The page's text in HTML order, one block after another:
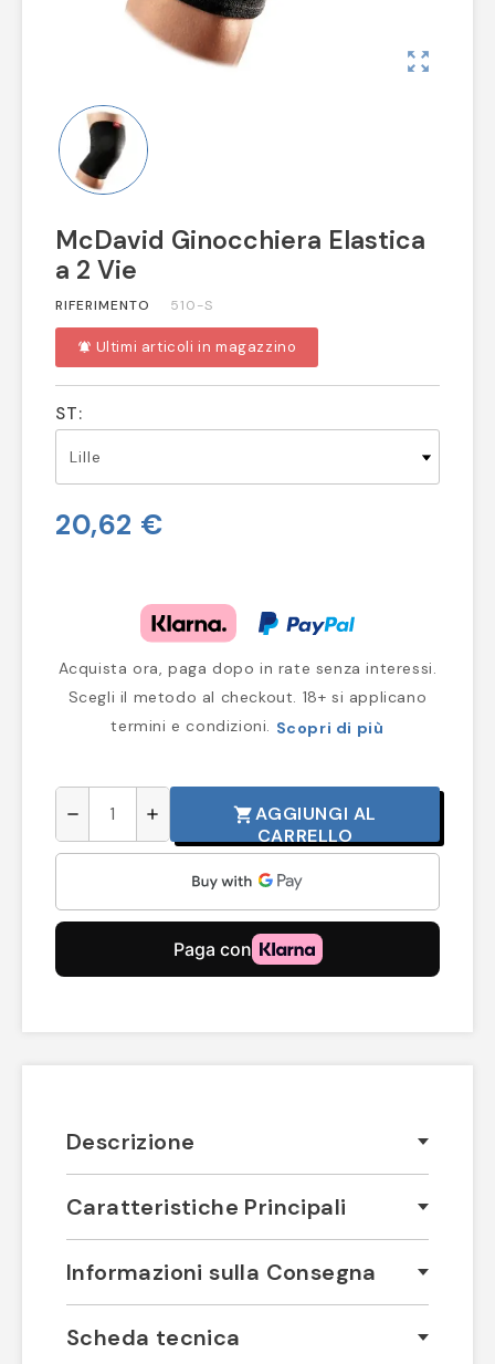
zoom_out_map
McDavid Ginocchiera Elastica
a 2 Vie
RIFERIMENTO 510-S
notifications_active Ultimi articoli in magazzino
ST:
20,62 €
Acquista ora, paga dopo in rate senza interessi.
Scegli il metodo al checkout. 18+ si applicano
termini e condizioni. Scopri di più
remove add shopping_cartAGGIUNGI AL
CARRELLO
Descrizione
Caratteristiche Principali
Informazioni sulla Consegna
Scheda tecnica